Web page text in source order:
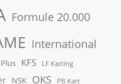
Formule 20.000
International
KFS LF Karting
NSK OKS PB Kart